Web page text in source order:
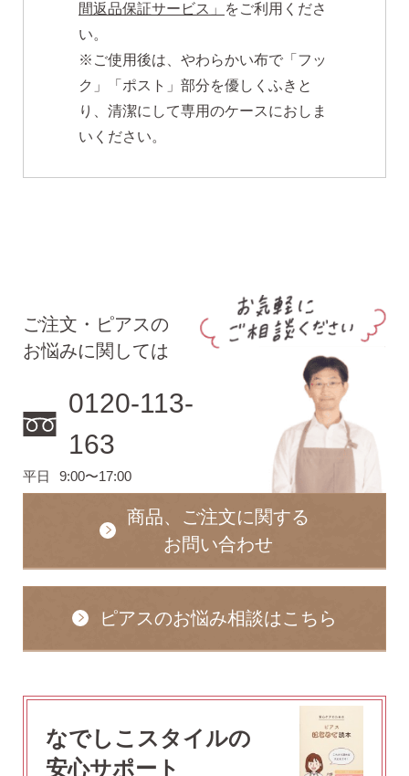
間返品保証サービス」
をご利用くださ
い。
※ご使用後は、やわらかい布で「フッ
ク」「ポスト」部分を優しくふきと
り、清潔にして専用のケースにおしま
いください。
ご注文・ピアスの
お悩みに関しては
0120-113-
163
平日 9:00〜17:00
商品、ご注文に関する
お問い合わせ
ピアスのお悩み相談はこちら
なでしこスタイルの
安心サポート